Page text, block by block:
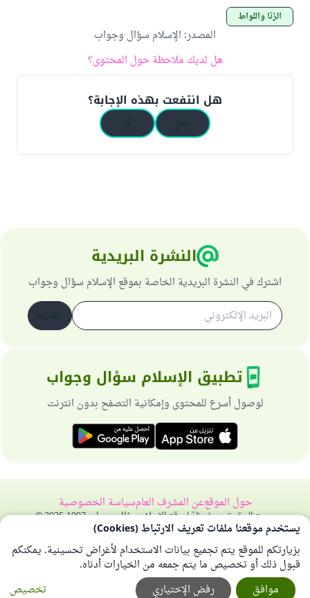
الزنا واللواط
المصدر: الإسلام سؤال وجواب
هل لديك ملاحظة حول المحتوى؟
هل انتفعت بهذه الإجابة؟
النشرة البريدية
اشترك في النشرة البريدية الخاصة بموقع الإسلام سؤال وجواب
تطبيق الإسلام سؤال وجواب
لوصول أسرع للمحتوى وإمكانية التصفح بدون انترنت
حول الموقععن المشرف العامسياسة الخصوصية
جميع الحقوق محفوظة لموقع الإسلام سؤال وجواب 1997-2025 ©
يستخدم موقعنا ملفات تعريف الارتباط (Cookies)
بزيارتكم للموقع يتم تجميع بيانات الاستخدام لأغراض تحسينية. يمكنكم
قبول ذلك أو تخصيص ما يتم جمعه من الخيارات أدناه.
تخصيص
رفض الإختياري موافق